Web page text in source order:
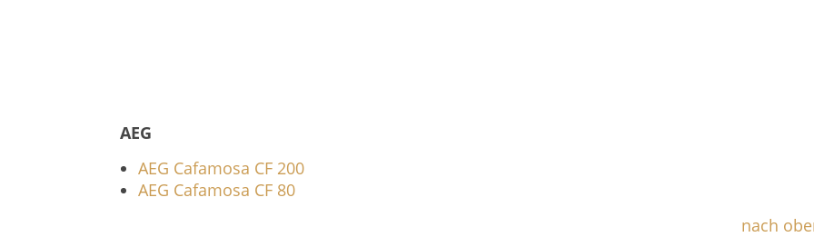
AEG
AEG Cafamosa CF 200
AEG Cafamosa CF 80
nach